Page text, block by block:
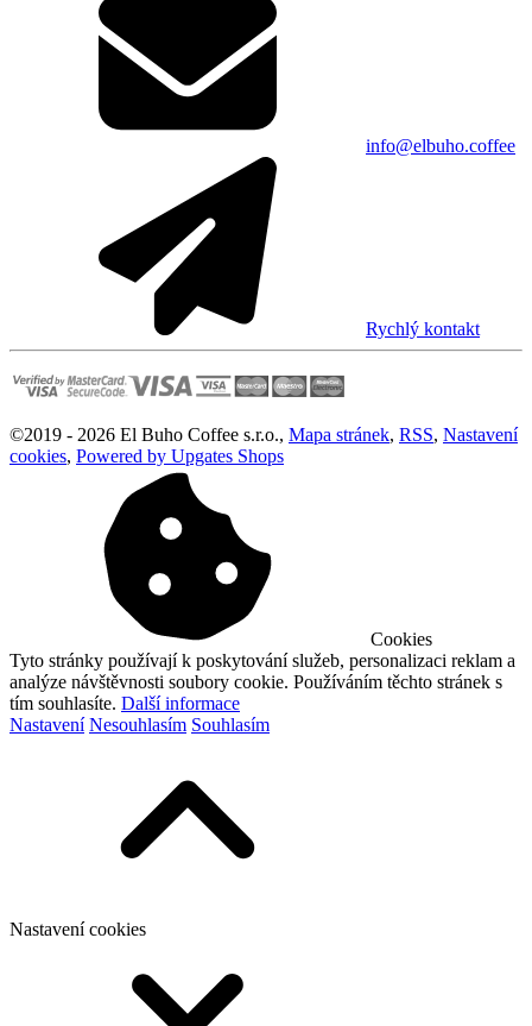
info@elbuho.coffee
Rychlý kontakt
©2019 - 2026 El Buho Coffee s.r.o., Mapa stránek, RSS, Nastavení
cookies, Powered by Upgates Shops
Cookies
Tyto stránky používají k poskytování služeb, personalizaci reklam a
analýze návštěvnosti soubory cookie. Používáním těchto stránek s
tím souhlasíte. Další informace
Nastavení Nesouhlasím Souhlasím
Nastavení cookies